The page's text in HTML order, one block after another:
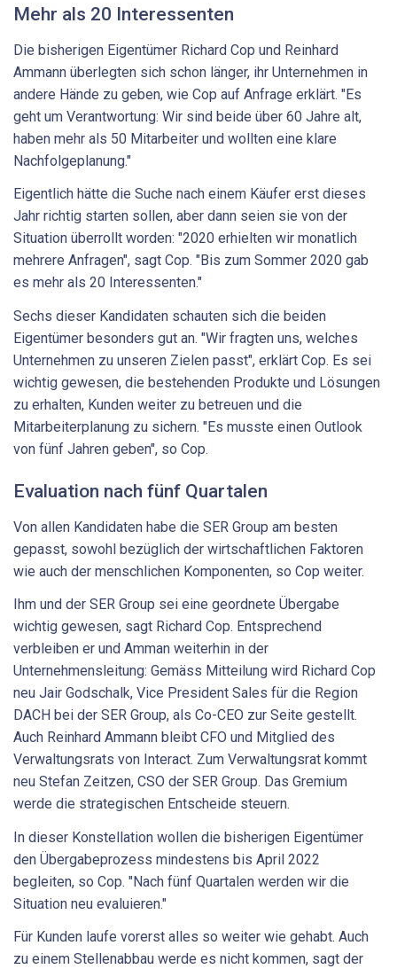
Mehr als 20 Interessenten
Die bisherigen Eigentümer Richard Cop und Reinhard
Ammann überlegten sich schon länger, ihr Unternehmen in
andere Hände zu geben, wie Cop auf Anfrage erklärt. "Es
geht um Verantwortung: Wir sind beide über 60 Jahre alt,
haben mehr als 50 Mitarbeiter und wollten eine klare
Nachfolgeplanung."
Eigentlich hätte die Suche nach einem Käufer erst dieses
Jahr richtig starten sollen, aber dann seien sie von der
Situation überrollt worden: "2020 erhielten wir monatlich
mehrere Anfragen", sagt Cop. "Bis zum Sommer 2020 gab
es mehr als 20 Interessenten."
Sechs dieser Kandidaten schauten sich die beiden
Eigentümer besonders gut an. "Wir fragten uns, welches
Unternehmen zu unseren Zielen passt", erklärt Cop. Es sei
wichtig gewesen, die bestehenden Produkte und Lösungen
zu erhalten, Kunden weiter zu betreuen und die
Mitarbeiterplanung zu sichern. "Es musste einen Outlook
von fünf Jahren geben", so Cop.
Evaluation nach fünf Quartalen
Von allen Kandidaten habe die SER Group am besten
gepasst, sowohl bezüglich der wirtschaftlichen Faktoren
wie auch der menschlichen Komponenten, so Cop weiter.
Ihm und der SER Group sei eine geordnete Übergabe
wichtig gewesen, sagt Richard Cop. Entsprechend
verbleiben er und Amman weiterhin in der
Unternehmensleitung: Gemäss Mitteilung wird Richard Cop
neu Jair Godschalk, Vice President Sales für die Region
DACH bei der SER Group, als Co-CEO zur Seite gestellt.
Auch Reinhard Ammann bleibt CFO und Mitglied des
Verwaltungsrats von Interact. Zum Verwaltungsrat kommt
neu Stefan Zeitzen, CSO der SER Group. Das Gremium
werde die strategischen Entscheide steuern.
In dieser Konstellation wollen die bisherigen Eigentümer
den Übergabeprozess mindestens bis April 2022
begleiten, so Cop. "Nach fünf Quartalen werden wir die
Situation neu evaluieren."
Für Kunden laufe vorerst alles so weiter wie gehabt. Auch
zu einem Stellenabbau werde es nicht kommen, sagt der